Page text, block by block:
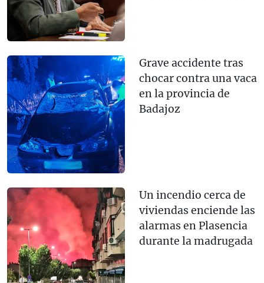
Grave accidente tras
chocar contra una vaca
en la provincia de
Badajoz
Un incendio cerca de
viviendas enciende las
alarmas en Plasencia
durante la madrugada